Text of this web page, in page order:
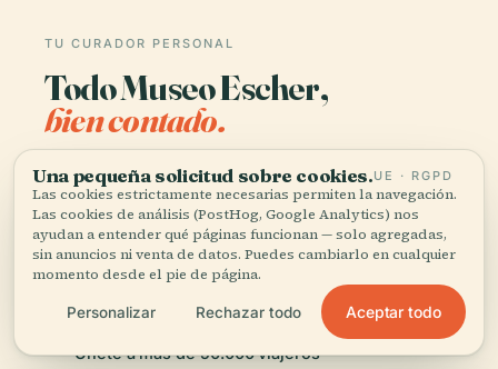
TU CURADOR PERSONAL
Todo Museo Escher,
bien contado.
Guías de audio para más de 1.100 ciudades en 96
países. Historia, relatos y conocimiento local —
disponibles sin conexión.
Únete a más de 50.000 viajeros
Una pequeña solicitud sobre cookies.UE · RGPD
Las cookies estrictamente necesarias permiten la navegación.
Las cookies de análisis (PostHog, Google Analytics) nos
ayudan a entender qué páginas funcionan — solo agregadas,
sin anuncios ni venta de datos. Puedes cambiarlo en cualquier
momento desde el pie de página.
Personalizar Rechazar todo Aceptar todo